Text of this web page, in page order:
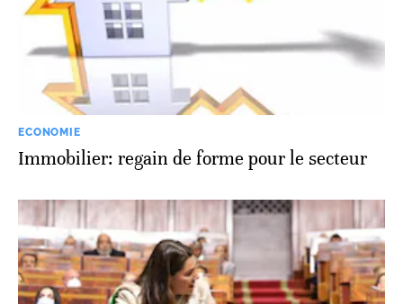
ECONOMIE
Immobilier: regain de forme pour le secteur